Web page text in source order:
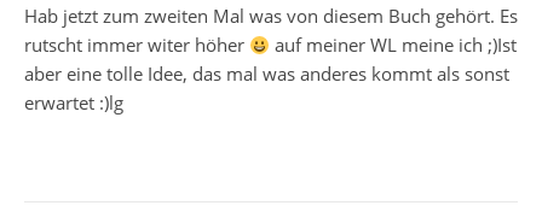
Hab jetzt zum zweiten Mal was von diesem Buch gehört. Es
rutscht immer witer höher
auf meiner WL meine ich ;)Ist
aber eine tolle Idee, das mal was anderes kommt als sonst
erwartet :)lg